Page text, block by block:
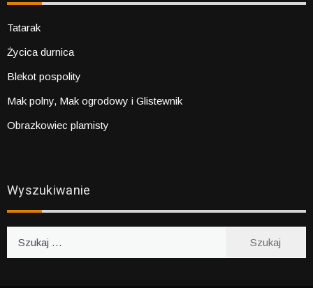
Tatarak
Życica durnica
Blekot pospolity
Mak polny, Mak ogrodowy i Glistewnik
Obrazkowiec plamisty
Wyszukiwanie